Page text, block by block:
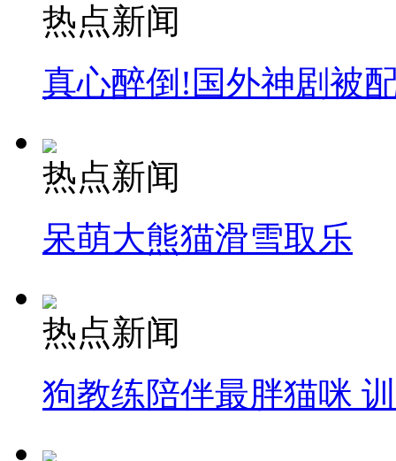
热点新闻
真心醉倒!国外神剧被
热点新闻
呆萌大熊猫滑雪取乐
热点新闻
狗教练陪伴最胖猫咪